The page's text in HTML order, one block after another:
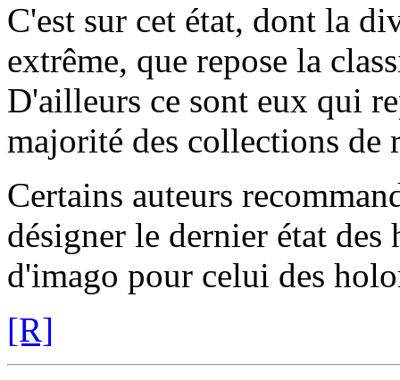
C'est sur cet état, dont la
extrême, que repose la
D'ailleurs ce sont eux qui
majorité des collections de
Certains auteurs
désigner le dernier état
d'imago pour celui des
[R]